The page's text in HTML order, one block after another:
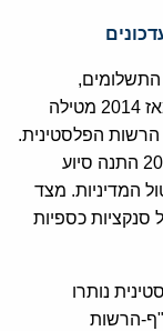
החקיקה האמריקאית והישראלית שאומצה מאז 2014 מטילה
הרשות הפלסטינית.
מצד אחד, חוק טיילור פורס האמריקאי מ-2018 התנה סיוע
המדיניות. מצד
כספיות
נותרו
הרשות